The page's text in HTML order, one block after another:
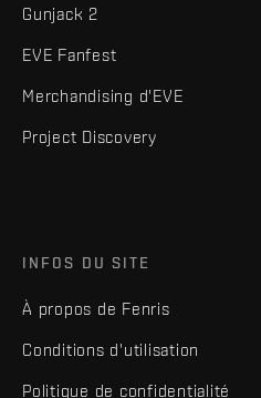
Gunjack 2
EVE Fanfest
Merchandising d'EVE
Project Discovery
INFOS DU SITE
À propos de Fenris
Conditions d'utilisation
Politique de confidentialité